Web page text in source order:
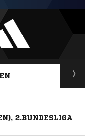
2.BUNDESLIGA